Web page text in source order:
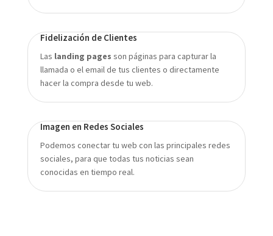
Fidelización de Clientes
Las landing pages son páginas para capturar la
llamada o el email de tus clientes o directamente
hacer la compra desde tu web.
Imagen en Redes Sociales
Podemos conectar tu web con las principales redes
sociales, para que todas tus noticias sean
conocidas en tiempo real.